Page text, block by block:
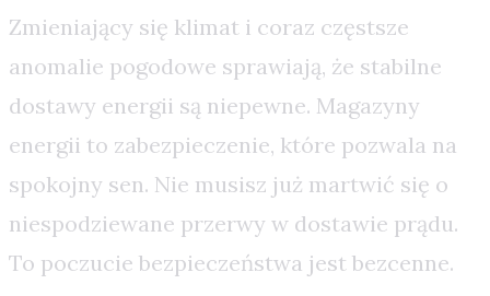
Zmieniający się klimat i coraz częstsze
anomalie pogodowe sprawiają, że stabilne
dostawy energii są niepewne. Magazyny
energii to zabezpieczenie, które pozwala na
spokojny sen. Nie musisz już martwić się o
niespodziewane przerwy w dostawie prądu.
To poczucie bezpieczeństwa jest bezcenne.